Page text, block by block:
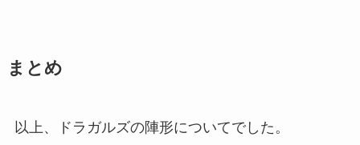
まとめ
以上、ドラガルズの陣形についてでした。